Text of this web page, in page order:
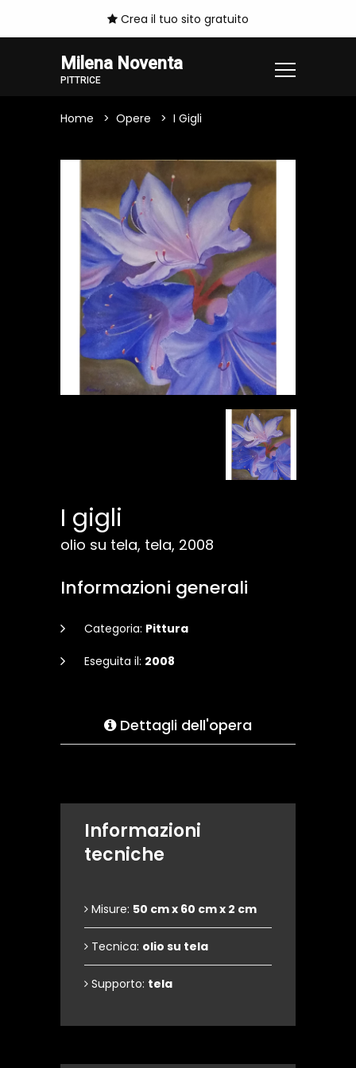
Crea il tuo sito gratuito
Milena Noventa
PITTRICE
Home Opere I Gigli
I gigli
olio su tela, tela, 2008
Informazioni generali
Categoria: Pittura
Eseguita il: 2008
Dettagli dell'opera
Informazioni
tecniche
Misure: 50 cm x 60 cm x 2 cm
Tecnica: olio su tela
Supporto: tela